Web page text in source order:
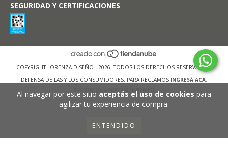
Al navegar por este sitio aceptás el uso de cookies para
agilizar tu experiencia de compra.
ENTENDIDO
SEGURIDAD Y CERTIFICACIONES
COPYRIGHT LORENZA DISEÑO - 2026. TODOS LOS DERECHOS RESERVADOS.
DEFENSA DE LAS Y LOS CONSUMIDORES. PARA RECLAMOS INGRESÁ ACÁ.
BOTÓN DE ARREPENTIMIENTO